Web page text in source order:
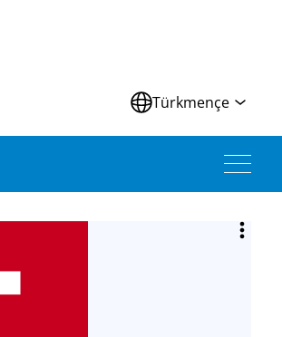
Türkmençe